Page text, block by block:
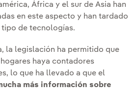
África y el sur de Asia han
en este aspecto y han tardado
tipo de tecnologías.
la legislación ha permitido que
haya contadores
lo que ha llevado a que el
más información sobre